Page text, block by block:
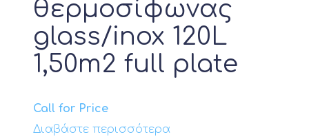
θερμοσίφωνας
glass/inox 120L
1,50m2 full plate
Call for Price
Διαβάστε περισσότερα